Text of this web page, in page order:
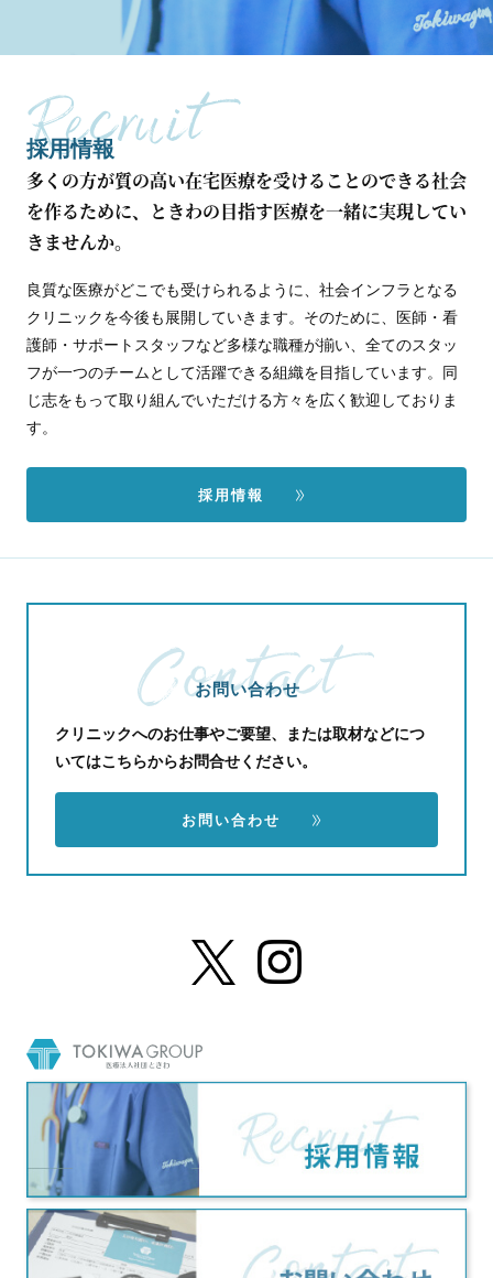
採用情報
多くの方が質の高い在宅医療を受けることのできる社会
を作るために、ときわの目指す医療を一緒に実現してい
きませんか。
良質な医療がどこでも受けられるように、社会インフラとなる
クリニックを今後も展開していきます。そのために、医師・看
護師・サポートスタッフなど多様な職種が揃い、全てのスタッ
フが一つのチームとして活躍できる組織を目指しています。同
じ志をもって取り組んでいただける方々を広く歓迎しておりま
す。
採用情報
お問い合わせ
クリニックへのお仕事やご要望、または取材などにつ
いてはこちらからお問合せください。
お問い合わせ